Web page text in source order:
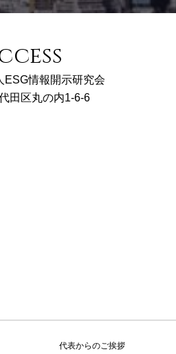
ESG情報開示研究会
田区丸の内1-6-6
代表からのご挨拶